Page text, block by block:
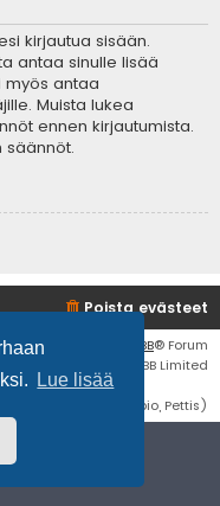
Lue lisää
kirjautua sisään.
antaa sinulle lisää
myös antaa
Muista lukea
ennen kirjautumista.
säännöt.
Poista evästeet
ohjelmisto phpBB® Forum
Software © phpBB Limited
(lurttinen, harritapio, Pettis)